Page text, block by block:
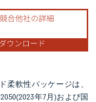
4.0の表示が必要です。
柔軟性パッケージは、
年7月)および国